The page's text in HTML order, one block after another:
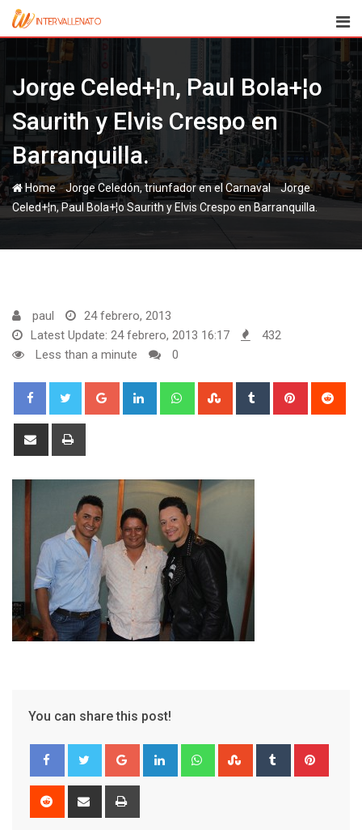
Skip
Jorge Celed+¦n, Paul Bola+¦o
Saurith y Elvis Crespo en
Barranquilla.
Home- -Jorge
Celed+¦n, Paul Bola+¦o Saurith y Elvis Crespo en Barranquilla.
paul
24 febrero, 2013
Latest Update: 24 febrero, 2013 16:17
432
Less than a minute
0
Google+ LinkedIn WhatsappStumbleUpon
Tumblr Pinterest
Share
You can share this post!
Google+ LinkedIn WhatsappStumbleUpon
Tumblr
Reddit
Share